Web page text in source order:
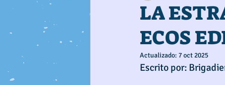
LA
ECOS
Actualizado: 7 oct 2025
Escrito por: